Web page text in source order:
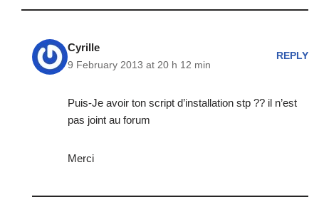
Cyrille
9 February 2013 at 20 h 12 min
REPLY
Puis-Je avoir ton script d’installation stp ?? il n’est
pas joint au forum
Merci